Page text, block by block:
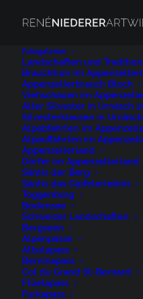
Fotogalerien
Landschaften und Tradition
Brauchtum im
Appenzellerbrauch Bloch
Viehschauen im
Alter Silvester in Urnäsch
Silvesterklausen in
Alpabfahrten im
Alpauffahrten im
Appenzellerland
Dörfer im Appenzellerland
Säntis der Berg
Säntis das Gipfelerlebnis
Toggenburg
Bodensee
Schweizer Landschaften
Bergseen
Alpenpässe
Albulapass
Berninapass
Col du Grand St-Bernard
Flüelapass
Furkapass
Seite
Dieser Inhalt ist
Ihr Passwort ein, um ihn